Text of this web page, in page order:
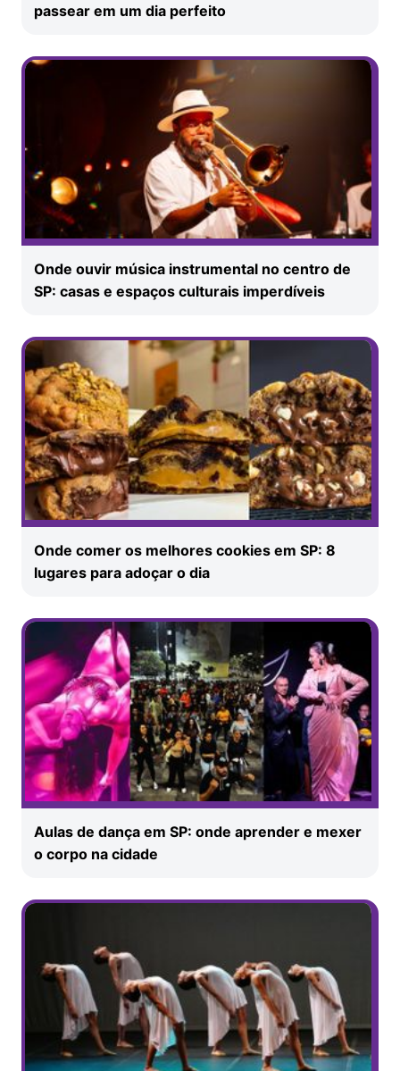
passear em um dia perfeito
Onde ouvir música instrumental no centro de
SP: casas e espaços culturais imperdíveis
Onde comer os melhores cookies em SP: 8
lugares para adoçar o dia
Aulas de dança em SP: onde aprender e mexer
o corpo na cidade